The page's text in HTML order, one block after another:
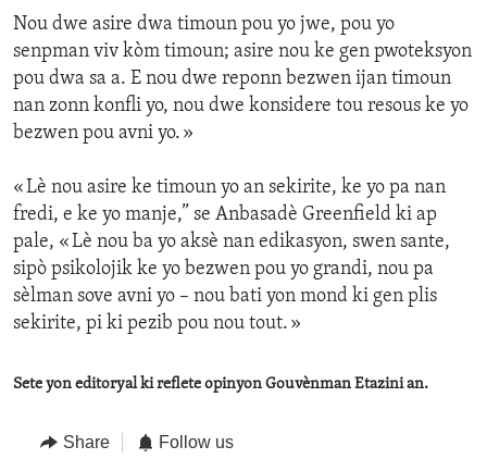
Nou dwe asire dwa timoun pou yo jwe, pou yo
senpman viv kòm timoun; asire nou ke gen pwoteksyon
pou dwa sa a. E nou dwe reponn bezwen ijan timoun
nan zonn konfli yo, nou dwe konsidere tou resous ke yo
bezwen pou avni yo. »
« Lè nou asire ke timoun yo an sekirite, ke yo pa nan
fredi, e ke yo manje,” se Anbasadè Greenfield ki ap
pale, « Lè nou ba yo aksè nan edikasyon, swen sante,
sipò psikolojik ke yo bezwen pou yo grandi, nou pa
sèlman sove avni yo – nou bati yon mond ki gen plis
sekirite, pi ki pezib pou nou tout. »
Sete yon editoryal ki reflete opinyon Gouvènman Etazini an.
Share Follow us